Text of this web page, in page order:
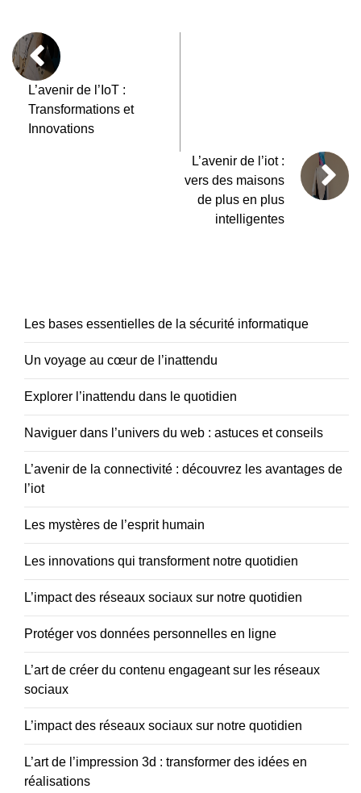
L’avenir de l’IoT :
Transformations et
Innovations
L’avenir de l’iot :
vers des maisons
de plus en plus
intelligentes
Les bases essentielles de la sécurité informatique
Un voyage au cœur de l’inattendu
Explorer l’inattendu dans le quotidien
Naviguer dans l’univers du web : astuces et conseils
L’avenir de la connectivité : découvrez les avantages de
l’iot
Les mystères de l’esprit humain
Les innovations qui transforment notre quotidien
L’impact des réseaux sociaux sur notre quotidien
Protéger vos données personnelles en ligne
L’art de créer du contenu engageant sur les réseaux
sociaux
L’impact des réseaux sociaux sur notre quotidien
L’art de l’impression 3d : transformer des idées en
réalisations